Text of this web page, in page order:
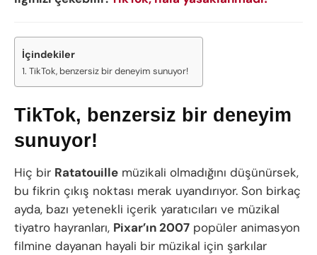
İçindekiler
TikTok, benzersiz bir deneyim sunuyor!
TikTok, benzersiz bir deneyim
sunuyor!
Hiç bir Ratatouille müzikali olmadığını düşünürsek,
bu fikrin çıkış noktası merak uyandırıyor. Son birkaç
ayda, bazı yetenekli içerik yaratıcıları ve müzikal
tiyatro hayranları, Pixar’ın 2007 popüler animasyon
filmine dayanan hayali bir müzikal için şarkılar